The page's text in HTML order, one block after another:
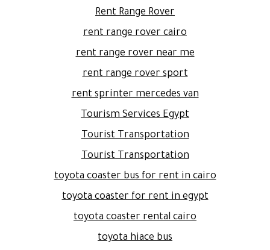
Rent Range Rover
rent range rover cairo
rent range rover near me
rent range rover sport
rent sprinter mercedes van
Tourism Services Egypt
Tourist Transportation
Tourist Transportation
toyota coaster bus for rent in cairo
toyota coaster for rent in egypt
toyota coaster rental cairo
toyota hiace bus